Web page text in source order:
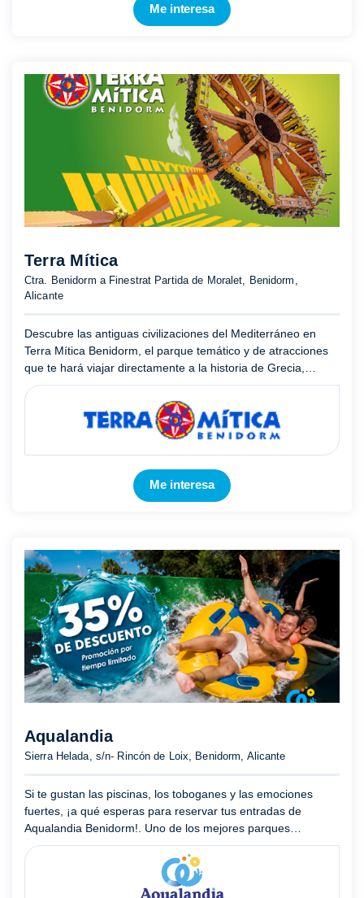
Me interesa
Terra Mítica
Ctra. Benidorm a Finestrat Partida de Moralet, Benidorm,
Alicante
Descubre las antiguas civilizaciones del Mediterráneo en
Terra Mítica Benidorm, el parque temático y de atracciones
que te hará viajar directamente a la historia de Grecia,
Egipto, Roma, Iberia y las Islas.Terra Mítica te hará dis ...
Me interesa
Aqualandia
Sierra Helada, s/n- Rincón de Loix, Benidorm, Alicante
Si te gustan las piscinas, los toboganes y las emociones
fuertes, ¡a qué esperas para reservar tus entradas de
Aqualandia Benidorm!. Uno de los mejores parques
acuáticos de España, que cuenta con atracciones de récord
Mostrar más